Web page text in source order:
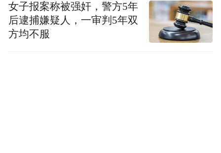
女子报案称被强奸，警方5年
后逮捕嫌疑人，一审判5年双
方均不服